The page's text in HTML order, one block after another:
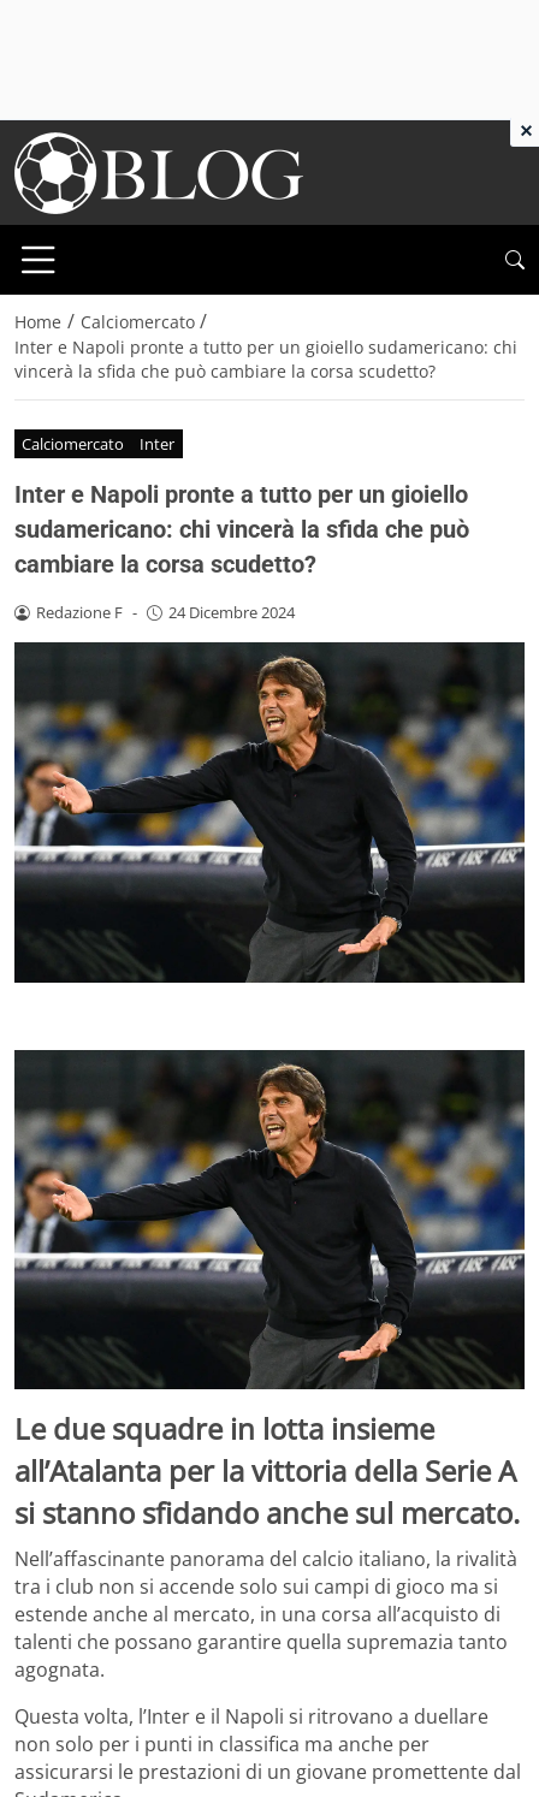
Home / Calciomercato /
Inter e Napoli pronte a tutto per un gioiello sudamericano: chi
vincerà la sfida che può cambiare la corsa scudetto?
Calciomercato Inter
Inter e Napoli pronte a tutto per un gioiello
sudamericano: chi vincerà la sfida che può
cambiare la corsa scudetto?
Redazione F - 24 Dicembre 2024
Le due squadre in lotta insieme
all’Atalanta per la vittoria della Serie A
si stanno sfidando anche sul mercato.
Nell’affascinante panorama del calcio italiano, la rivalità
tra i club non si accende solo sui campi di gioco ma si
estende anche al mercato, in una corsa all’acquisto di
talenti che possano garantire quella supremazia tanto
agognata.
Questa volta, l’Inter e il Napoli si ritrovano a duellare
non solo per i punti in classifica ma anche per
assicurarsi le prestazioni di un giovane promettente dal
×